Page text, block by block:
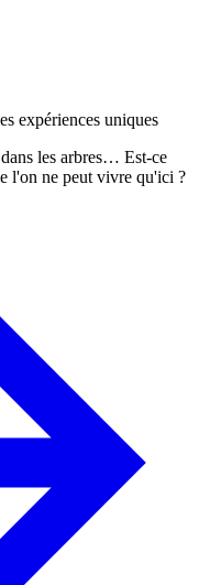
expériences uniques
les arbres… Est-ce
l'on ne peut vivre qu'ici ?